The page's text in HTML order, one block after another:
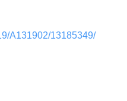
A131902/13185349/